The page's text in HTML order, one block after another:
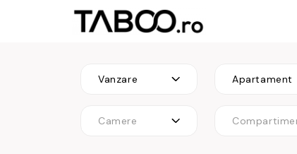
Vanzare Apartament
Camere